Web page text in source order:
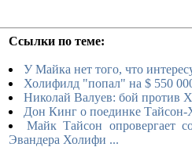
Ссылки по теме:
У Майка нет того, что
Холифилд "попал" на $ 550
Николай Валуев: бой против
Дон Кинг о поединке
Майк Тайсон опровергает
Эвандера Холифи ...